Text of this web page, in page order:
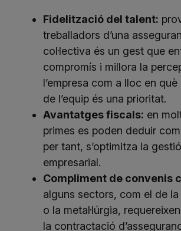
Fidelització del talent:
treballadors d’una
col·lectiva és un gest que
compromís i millora la
l’empresa com a lloc en
de l’equip és una prioritat.
Avantatges fiscals: en
primes es poden deduir
per tant, s’optimitza la
empresarial.
Compliment de convenis
alguns sectors, com el de
o la metal·lúrgia,
la contractació